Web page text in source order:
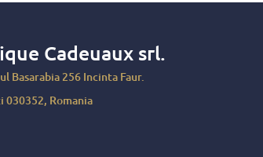
Cadeuaux srl.
Basarabia 256 Incinta Faur.
030352, Romania